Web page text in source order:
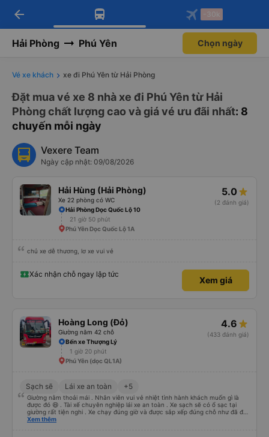
Tải app Vexere ngay!
Nhận ưu đãi thành viên độc
Mở app
Tải app Vexere
-30k/ghế khi đặt vé máy bay qua
Mở app
arrow_back -30k
Hải Phòng Phú Yên Chọn ngày
Vé xe khách xe đi Phú Yên từ Hải Phòng
Đặt mua vé xe 8 nhà xe đi Phú Yên từ Hải
Phòng chất lượng cao và giá vé ưu đãi nhất: 8
chuyến mỗi ngày
Vexere Team
Ngày cập nhật: 09/08/2026
Hải Hùng (Hải Phòng)
Xe 22 phòng có WC
5.0
(2 đánh giá)
Hải Phòng Dọc Quốc Lộ 10
21 giờ 50 phút
Phú Yên Dọc Quốc Lộ 1A
chủ xe dễ thương, lơ xe vui vẻ
Xác nhận chỗ ngay lập tức
Xem giá
Hoàng Long (Đỏ)
Giường nằm 42 chỗ
4.6
(433 đánh giá)
Bến xe Thượng Lý
1 giờ 20 phút
Phú Yên (dọc QL1A)
Sạch sẽ Lái xe an toàn +5
Giường nằm thoải mái . Nhân viên vui vẻ nhiệt tình hành khách muốn gì là
được đó 😆 . Tài xế chuyên nghiệp lái xe an toàn . Xe sạch sẽ có ổ sạc tại
giường rất tiện nghi . Xe chạy đúng giờ và được sắp xếp đúng chỗ như đã đặt
. Điểm 10 cho hoàng long đỏ 👍
Xem thêm